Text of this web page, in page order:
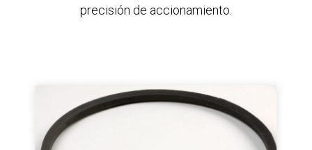
precisión de accionamiento.